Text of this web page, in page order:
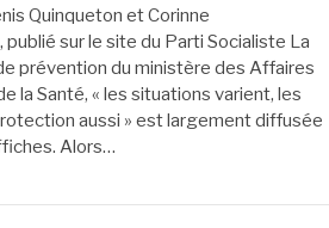
Quinqueton et Corinne
publié sur le site du Parti Socialiste La
prévention du ministère des Affaires
la Santé, « les situations varient, les
aussi » est largement diffusée
Alors…